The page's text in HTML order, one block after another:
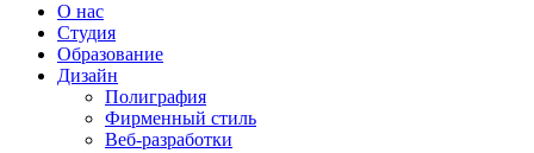
О нас
Студия
Образование
Дизайн
Полиграфия
Фирменный стиль
Веб-разработки